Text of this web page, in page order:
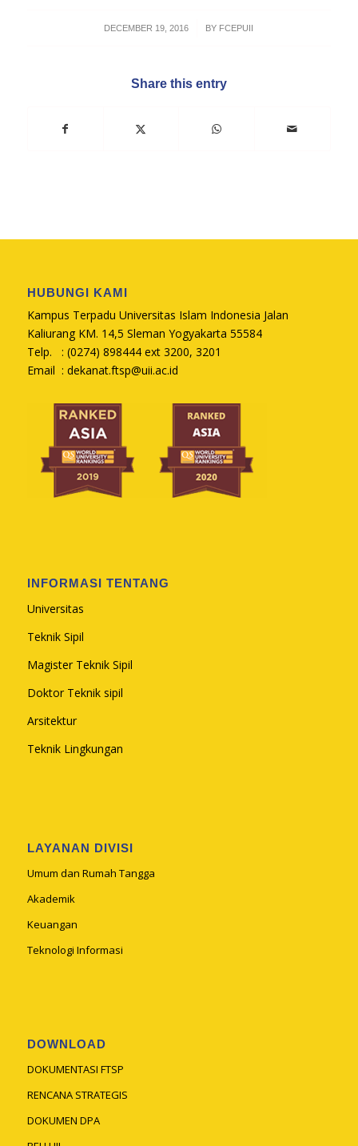
DECEMBER 19, 2016
/ BY FCEPUII
Share this entry
HUBUNGI KAMI
Kampus Terpadu Universitas Islam Indonesia Jalan
Kaliurang KM. 14,5 Sleman Yogyakarta 55584
Telp. : (0274) 898444 ext 3200, 3201
Email : dekanat.ftsp@uii.ac.id
INFORMASI TENTANG
Universitas
Teknik Sipil
Magister Teknik Sipil
Doktor Teknik sipil
Arsitektur
Teknik Lingkungan
LAYANAN DIVISI
Umum dan Rumah Tangga
Akademik
Keuangan
Teknologi Informasi
DOWNLOAD
DOKUMENTASI FTSP
RENCANA STRATEGIS
DOKUMEN DPA